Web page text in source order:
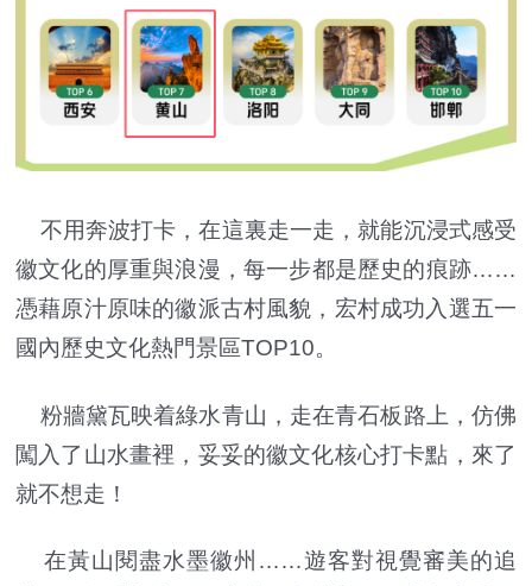
不用奔波打卡，在這裏走一走，就能沉浸式感受
徽文化的厚重與浪漫，每一步都是歷史的痕跡……
憑藉原汁原味的徽派古村風貌，宏村成功入選五一
國內歷史文化熱門景區TOP10。
粉牆黛瓦映着綠水青山，走在青石板路上，仿佛
闖入了山水畫裡，妥妥的徽文化核心打卡點，來了
就不想走！
在黃山閱盡水墨徽州……遊客對視覺審美的追